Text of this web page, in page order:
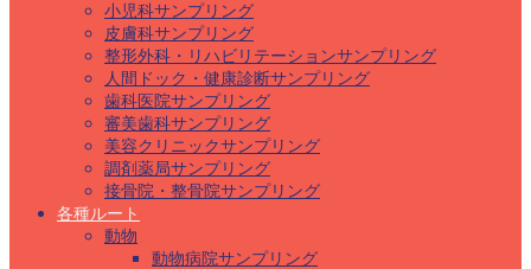
小児科サンプリング
皮膚科サンプリング
整形外科・リハビリテーションサンプリング
人間ドック・健康診断サンプリング
歯科医院サンプリング
審美歯科サンプリング
美容クリニックサンプリング
調剤薬局サンプリング
接骨院・整骨院サンプリング
各種ルート
動物
動物病院サンプリング